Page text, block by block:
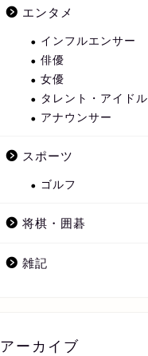
エンタメ
インフルエンサー
俳優
女優
タレント・アイドル
アナウンサー
スポーツ
ゴルフ
将棋・囲碁
雑記
アーカイブ